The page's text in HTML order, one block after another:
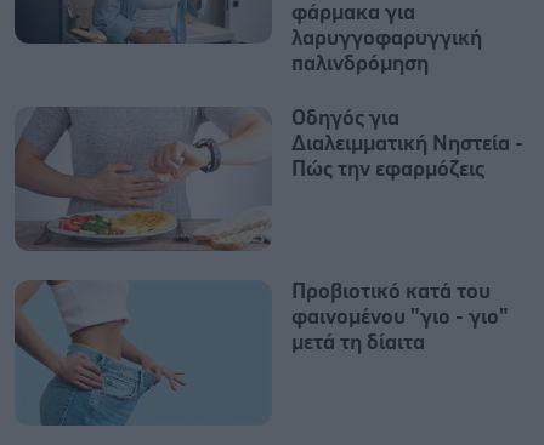
φάρμακα για
λαρυγγοφαρυγγική
παλινδρόμηση
Οδηγός για
Διαλειμματική Νηστεία -
Πώς την εφαρμόζεις
Προβιοτικό κατά του
φαινομένου "γιο - γιο"
μετά τη δίαιτα